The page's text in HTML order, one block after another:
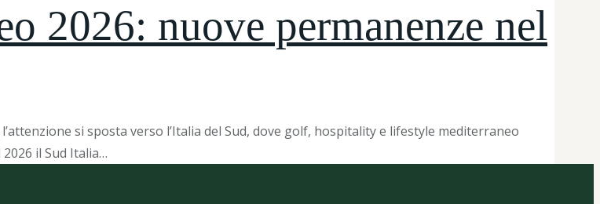
2026: nuove permanenze nel
si sposta verso l’Italia del Sud, dove golf, hospitality e lifestyle mediterraneo
il Sud Italia…